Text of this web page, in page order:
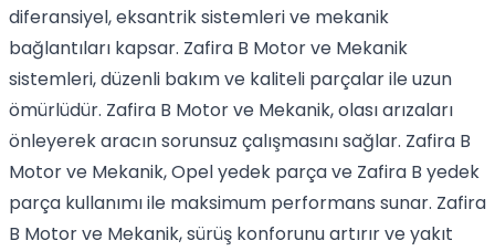
diferansiyel, eksantrik sistemleri ve mekanik
bağlantıları kapsar. Zafira B Motor ve Mekanik
sistemleri, düzenli bakım ve kaliteli parçalar ile uzun
ömürlüdür. Zafira B Motor ve Mekanik, olası arızaları
önleyerek aracın sorunsuz çalışmasını sağlar. Zafira B
Motor ve Mekanik, Opel yedek parça ve Zafira B yedek
parça kullanımı ile maksimum performans sunar. Zafira
B Motor ve Mekanik, sürüş konforunu artırır ve yakıt